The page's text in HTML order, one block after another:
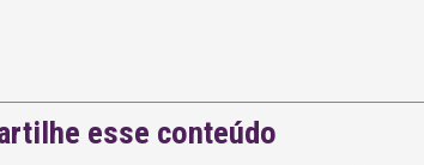
esse conteúdo